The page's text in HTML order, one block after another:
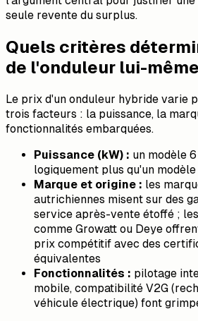
seule revente du surplus.
Quels critères
de l'onduleur lui-
Le prix d'un onduleur hybride varie
trois facteurs : la puissance, la
fonctionnalités embarquées.
Puissance (kW) : un modèle
logiquement plus qu'un
Marque et origine : les
autrichiennes misent sur des
service après-vente étoffé ;
comme Growatt ou Deye
prix compétitif avec des
équivalentes
Fonctionnalités : pilotage
mobile, compatibilité V2G
véhicule électrique) font